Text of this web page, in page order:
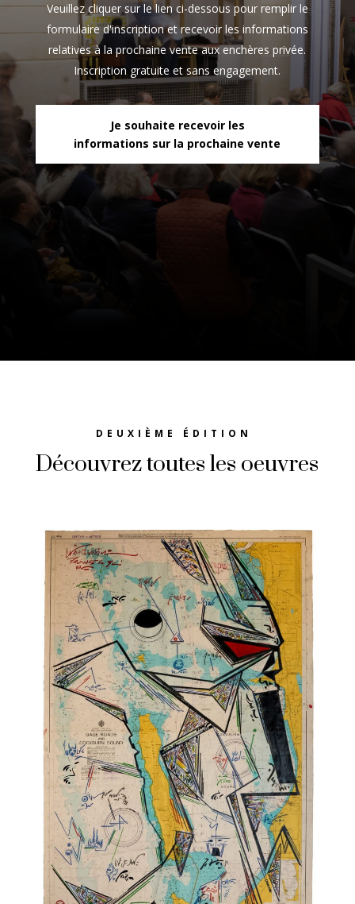
Veuillez cliquer sur le lien ci-dessous pour remplir le
formulaire d'inscription et recevoir les informations
relatives à la prochaine vente aux enchères privée.
Inscription gratuite et sans engagement.
Je souhaite recevoir les
informations sur la prochaine vente
DEUXIÈME ÉDITION
Découvrez toutes les oeuvres